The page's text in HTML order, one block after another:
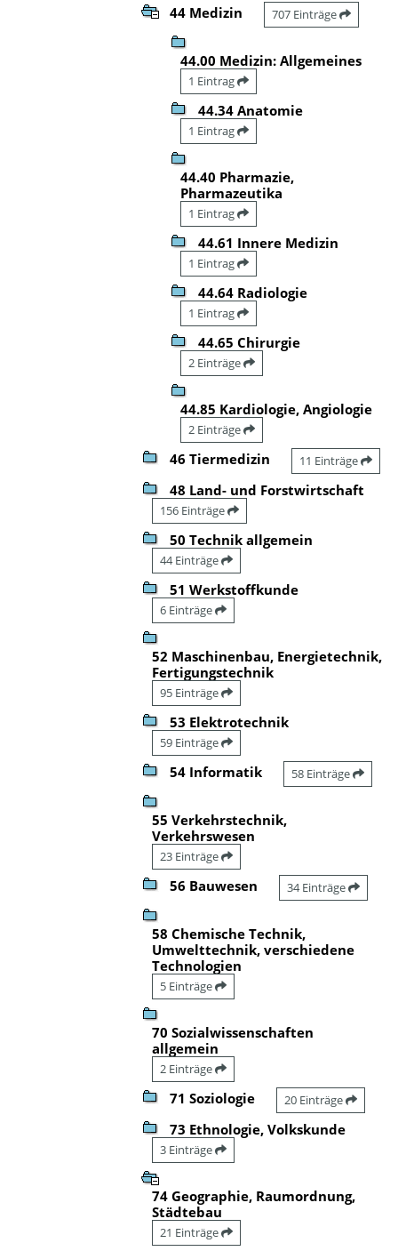
44 Medizin 707 Einträge
44.00 Medizin: Allgemeines
1 Eintrag
44.34 Anatomie
1 Eintrag
44.40 Pharmazie,
Pharmazeutika
1 Eintrag
44.61 Innere Medizin
1 Eintrag
44.64 Radiologie
1 Eintrag
44.65 Chirurgie
2 Einträge
44.85 Kardiologie, Angiologie
2 Einträge
46 Tiermedizin 11 Einträge
48 Land- und Forstwirtschaft
156 Einträge
50 Technik allgemein
44 Einträge
51 Werkstoffkunde
6 Einträge
52 Maschinenbau, Energietechnik,
Fertigungstechnik
95 Einträge
53 Elektrotechnik
59 Einträge
54 Informatik 58 Einträge
55 Verkehrstechnik,
Verkehrswesen
23 Einträge
56 Bauwesen 34 Einträge
58 Chemische Technik,
Umwelttechnik, verschiedene
Technologien
5 Einträge
70 Sozialwissenschaften
allgemein
2 Einträge
71 Soziologie 20 Einträge
73 Ethnologie, Volkskunde
3 Einträge
74 Geographie, Raumordnung,
Städtebau
21 Einträge